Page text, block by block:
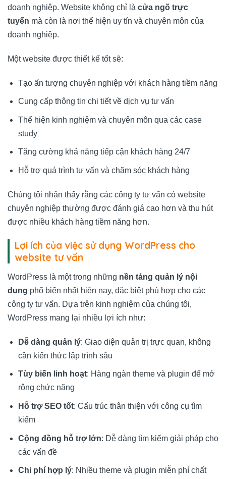
doanh nghiệp. Website không chỉ là cửa ngõ trực
tuyến mà còn là nơi thể hiện uy tín và chuyên môn của
doanh nghiệp.
Một website được thiết kế tốt sẽ:
Tạo ấn tượng chuyên nghiệp với khách hàng tiềm năng
Cung cấp thông tin chi tiết về dịch vụ tư vấn
Thể hiện kinh nghiệm và chuyên môn qua các case
study
Tăng cường khả năng tiếp cận khách hàng 24/7
Hỗ trợ quá trình tư vấn và chăm sóc khách hàng
Chúng tôi nhận thấy rằng các công ty tư vấn có website
chuyên nghiệp thường được đánh giá cao hơn và thu hút
được nhiều khách hàng tiềm năng hơn.
Lợi ích của việc sử dụng WordPress cho
website tư vấn
WordPress là một trong những nền tảng quản lý nội
dung phổ biến nhất hiện nay, đặc biệt phù hợp cho các
công ty tư vấn. Dựa trên kinh nghiệm của chúng tôi,
WordPress mang lại nhiều lợi ích như:
Dễ dàng quản lý: Giao diện quản trị trực quan, không
cần kiến thức lập trình sâu
Tùy biến linh hoạt: Hàng ngàn theme và plugin để mở
rộng chức năng
Hỗ trợ SEO tốt: Cấu trúc thân thiện với công cụ tìm
kiếm
Cộng đồng hỗ trợ lớn: Dễ dàng tìm kiếm giải pháp cho
các vấn đề
Chi phí hợp lý: Nhiều theme và plugin miễn phí chất